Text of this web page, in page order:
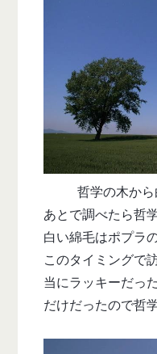
哲学の木か
あとで調べたら哲
白い綿毛はポプラ
このタイミングで
当にラッキーだっ
だけだったので哲